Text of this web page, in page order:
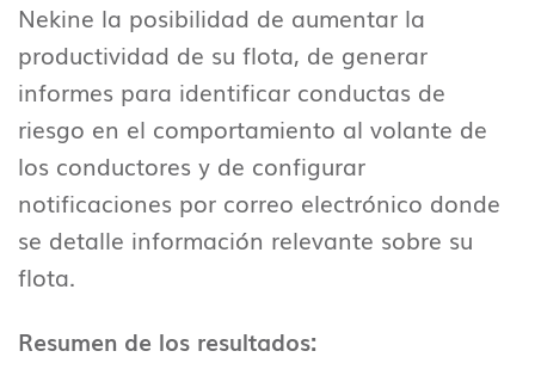
Nekine la posibilidad de aumentar la
productividad de su flota, de generar
informes para identificar conductas de
riesgo en el comportamiento al volante de
los conductores y de configurar
notificaciones por correo electrónico donde
se detalle información relevante sobre su
flota.
Resumen de los resultados: